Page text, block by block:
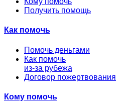
Получить помощь
Как помочь
Помочь деньгами
Как помочь
из-за рубежа
Договор пожертвования
Кому помочь